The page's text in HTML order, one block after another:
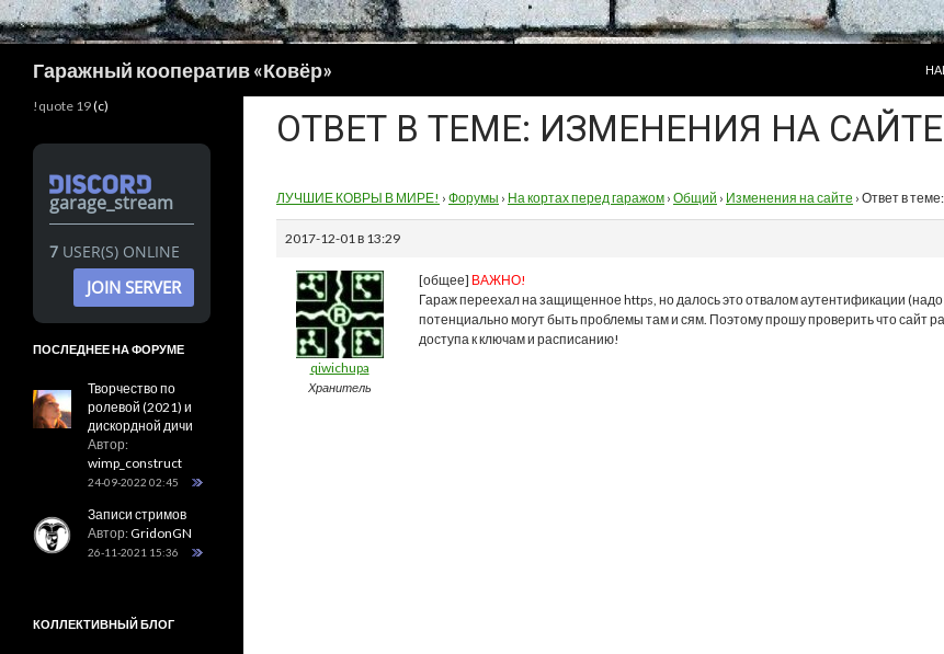
Гаражный кооператив «Ковёр»
ОТВЕТ В ТЕМЕ: ИЗМЕНЕНИЯ НА САЙТЕ
ЛУЧШИЕ КОВРЫ В МИРЕ! › Форумы › На кортах перед гаражом › Общий › Изменения на сайте › Ответ в
2017-12-01 в 13:29
qiwichupa
Хранитель
[общее] ВАЖНО!
Гараж переехал на защищенное https, но далось это отвалом аутентификации
потенциально могут быть проблемы там и сям. Поэтому прошу проверить что сайт
доступа к ключам и расписанию!
!quote 19(c)
garage_stream
7 USER(S) ONLINE
JOIN SERVER
ПОСЛЕДНЕЕ НА ФОРУМЕ
Творчество по
ролевой (2021) и
дискордной дичи
Автор:
wimp_construct
24-09-2022 02:45
Записи стримов
Автор:GridonGN
26-11-2021 15:36
КОЛЛЕКТИВНЫЙ БЛОГ